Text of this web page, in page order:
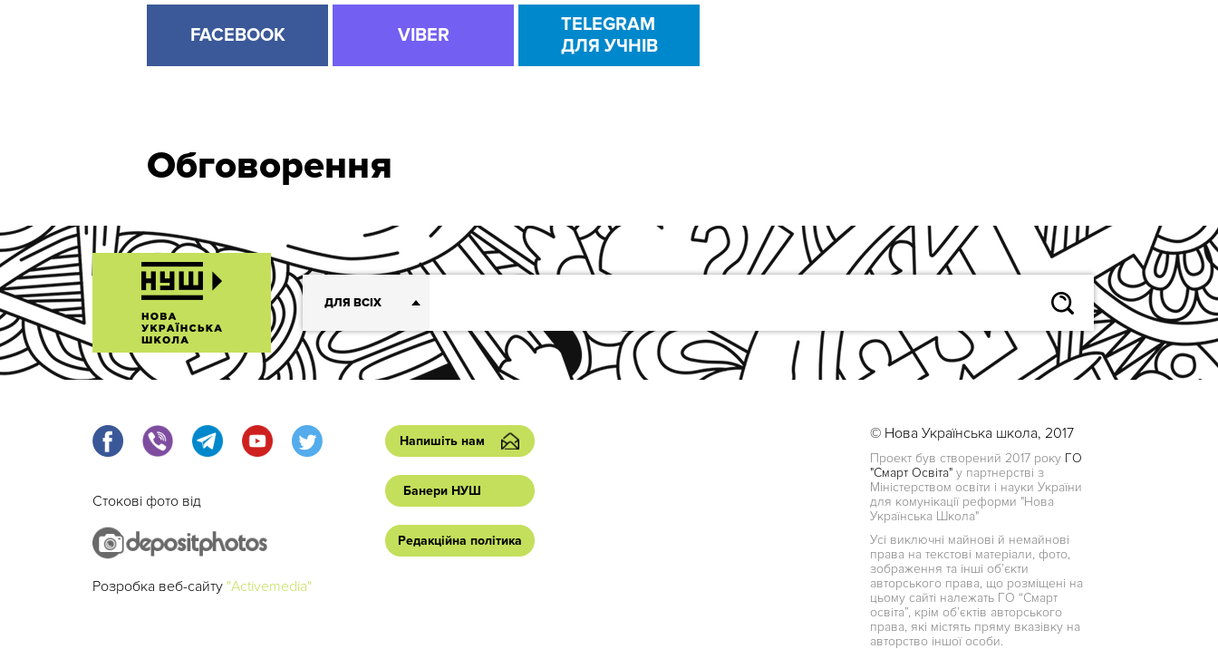
FACEBOOK VIBER
TELEGRAM
ДЛЯ УЧНІВ
Обговорення
ДЛЯ ВСІХ
Стокові фото від
Розробка веб-сайту "Activemedia"
Напишіть нам
Банери НУШ
Редакційна політика
© Нова Українська школа, 2017
Проект був створений 2017 року ГО
"Смарт Освіта" у партнерстві з
Міністерством освіти і науки України
для комунікації реформи "Нова
Українська Школа"
Усі виключні майнові й немайнові
права на текстові матеріали, фото,
зображення та інші об’єкти
авторського права, що розміщені на
цьому сайті належать ГО “Смарт
освіта”, крім об’єктів авторського
права, які містять пряму вказівку на
авторство іншої особи.